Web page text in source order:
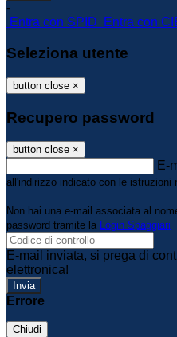
-
Entra con SPID
Entra con
Seleziona utente
button close ×
Recupero password
button close ×
E-
all'indirizzo indicato con le istruzioni
Non hai una e-mail associata al
password tramite la Login Spaggiari
E-mail inviata, si prega di
elettronica!
Errore
Chiudi